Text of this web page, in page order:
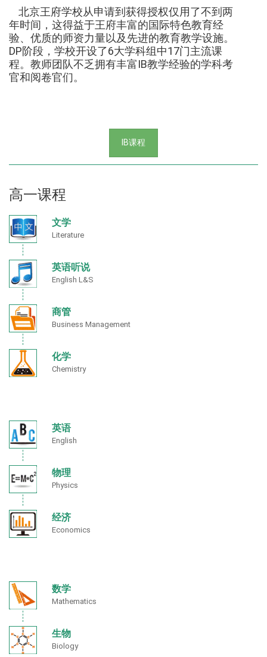
北京王府学校从申请到获得授权仅用了不到两
年时间，这得益于王府丰富的国际特色教育经
验、优质的师资力量以及先进的教育教学设施。
DP阶段，学校开设了6大学科组中17门主流课
程。教师团队不乏拥有丰富IB教学经验的学科考
官和阅卷官们。
IB课程
高一课程
文学
Literature
英语听说
English L&S
商管
Business Management
化学
Chemistry
英语
English
物理
Physics
经济
Economics
数学
Mathematics
生物
Biology